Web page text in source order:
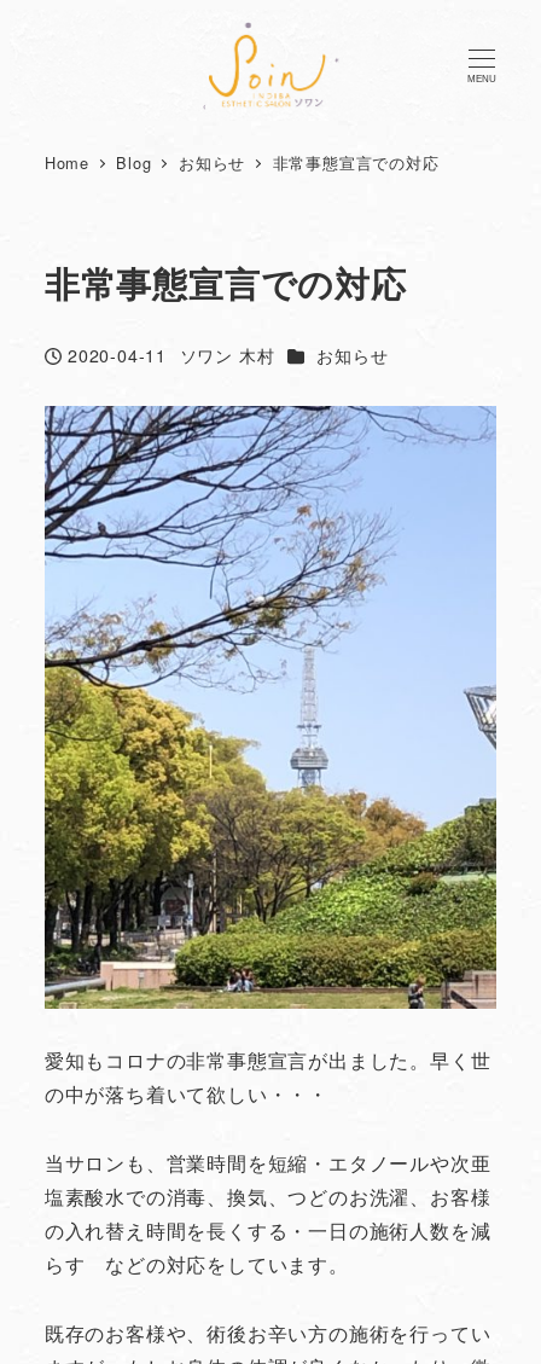
MENU
Home Blog お知らせ 非常事態宣言での対応
非常事態宣言での対応
投稿日
2020-04-11
著
ソワン 木村 カテゴリー
お知らせ
愛知もコロナの非常事態宣言が出ました。早く世
の中が落ち着いて欲しい・・・
当サロンも、営業時間を短縮・エタノールや次亜
塩素酸水での消毒、換気、つどのお洗濯、お客様
の入れ替え時間を長くする・一日の施術人数を減
らす などの対応をしています。
既存のお客様や、術後お辛い方の施術を行ってい